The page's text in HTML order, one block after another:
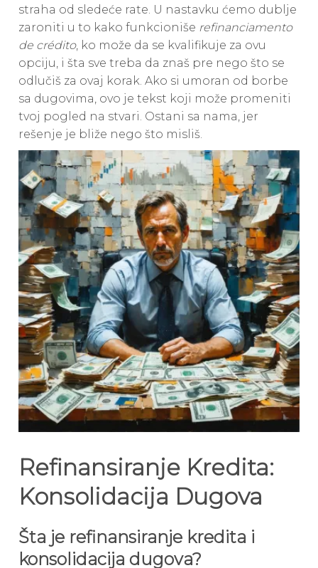
straha od sledeće rate. U nastavku ćemo dublje
zaroniti u to kako funkcioniše refinanciamento
de crédito, ko može da se kvalifikuje za ovu
opciju, i šta sve treba da znaš pre nego što se
odlučiš za ovaj korak. Ako si umoran od borbe
sa dugovima, ovo je tekst koji može promeniti
tvoj pogled na stvari. Ostani sa nama, jer
rešenje je bliže nego što misliš.
Refinansiranje Kredita:
Konsolidacija Dugova
Šta je refinansiranje kredita i
konsolidacija dugova?